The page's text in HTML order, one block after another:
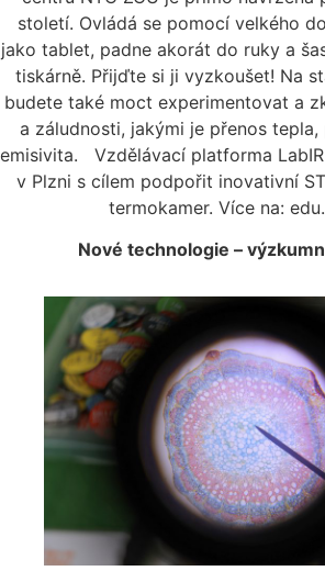
století. Ovládá se pomocí velkého
jako tablet, padne akorát do ruky a
tiskárně. Přijďte si ji vyzkoušet! Na
budete také moct experimentovat a
a záludnosti, jakými je přenos
emisivita. Vzdělávací platforma LabIR
v Plzni s cílem podpořit inovativní
termokamer. Více na:
Nové technologie –